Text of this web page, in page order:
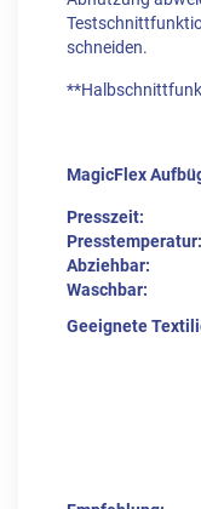
schneiden.
MagicFlex
Presszeit:
Presstemperatur:
Abziehbar:
Waschbar:
Geeignete